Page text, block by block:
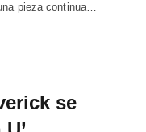
pieza continua…
se